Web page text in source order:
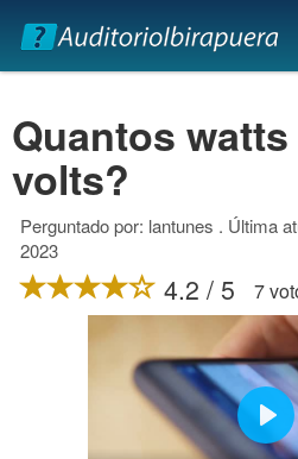
Quantos
volts?
Perguntado por: lantunes . Última
2023
4.2 / 5 7
Play